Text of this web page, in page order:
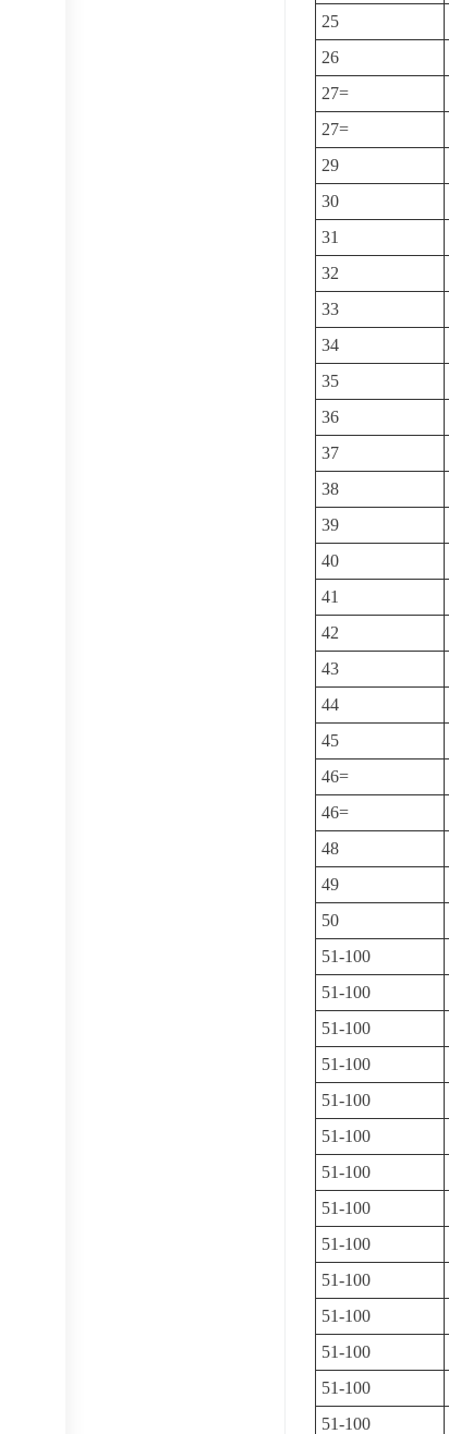
25
26
27=
27=
29
30
31
32
33
34
35
36
37
38
39
40
41
42
43
44
45
46=
46=
48
49
50
51-100
51-100
51-100
51-100
51-100
51-100
51-100
51-100
51-100
51-100
51-100
51-100
51-100
51-100